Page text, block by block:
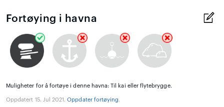
Fortøying i havna
Muligheter for å fortøye i denne havna: Til kai eller flytebrygge.
Oppdatert 15. Jul 2021.Oppdater fortøying.